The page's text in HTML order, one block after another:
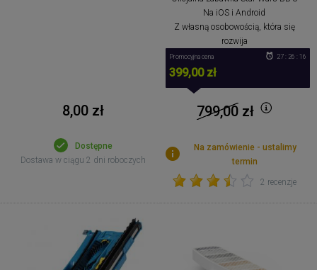
8,00 zł
Dostępne
Dostawa w ciągu 2 dni roboczych
Na iOS i Android
Z własną osobowością, która się
rozwija
Promocyjna cena
399,00 zł
27 : 26 : 16
799,00zł
Na zamówienie - ustalimy
termin
2 recenzje